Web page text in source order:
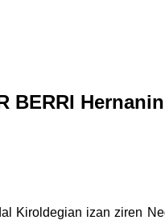
BERRI Hernanin
Kiroldegian izan ziren